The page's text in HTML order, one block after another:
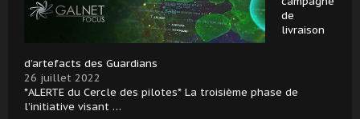
de
livraison
d’artefacts des Guardians
26 juillet 2022
*ALERTE du Cercle des pilotes* La troisième phase de
l’initiative visant …